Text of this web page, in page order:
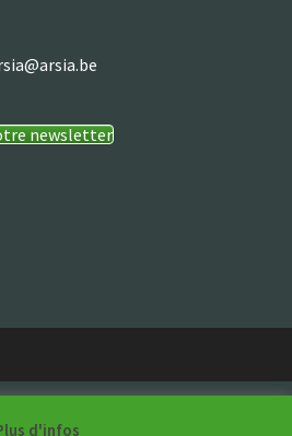
newsletter
d'infos